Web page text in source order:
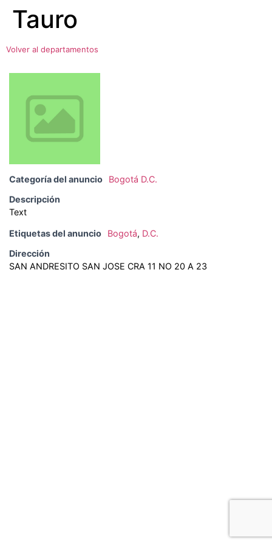
Tauro
Volver al departamentos
Categoría del anuncio
Bogotá D.C.
Descripción
Text
Etiquetas del anuncio Bogotá, D.C.
Dirección
SAN ANDRESITO SAN JOSE CRA 11 NO 20 A 23